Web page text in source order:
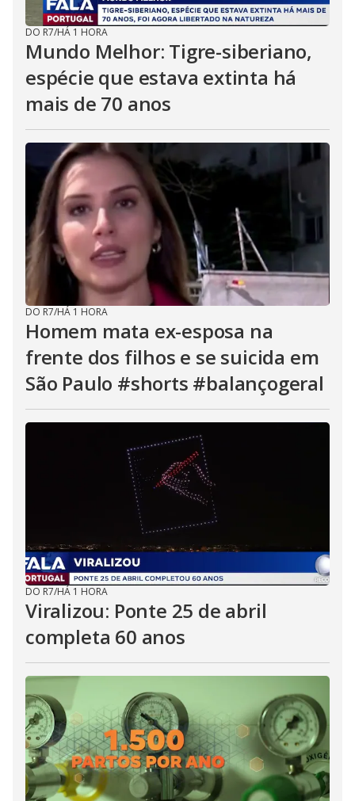
DO R7/HÁ 1 HORA
Mundo Melhor: Tigre-siberiano,
espécie que estava extinta há
mais de 70 anos
DO R7/HÁ 1 HORA
Homem mata ex-esposa na
frente dos filhos e se suicida em
São Paulo #shorts #balançogeral
DO R7/HÁ 1 HORA
Viralizou: Ponte 25 de abril
completa 60 anos